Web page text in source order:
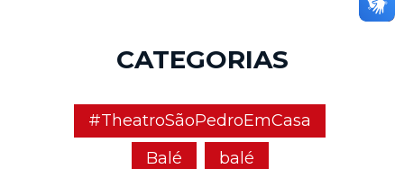
CATEGORIAS
#TheatroSãoPedroEmCasa
Balé
balé